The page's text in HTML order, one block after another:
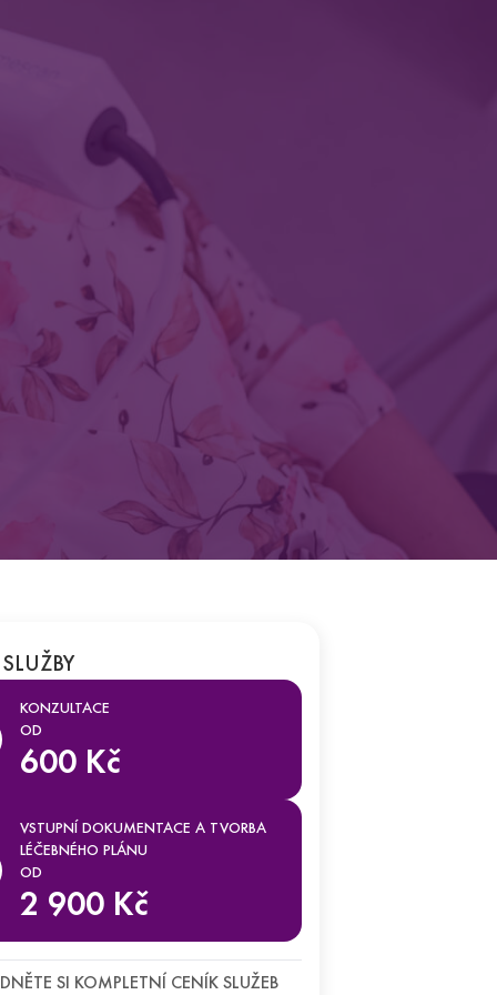
vyšetření
vyšetření
program
KONZULTACE
OD
600 Kč
VSTUPNÍ DOKUMENTACE A TVORBA
LÉČEBNÉHO PLÁNU
OD
2 900 Kč
SI KOMPLETNÍ CENÍK SLUŽEB